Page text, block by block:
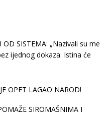
SISTEMA: „Nazivali su me
ijednog dokaza. Istina će
OPET LAGAO NAROD!
SIROMAŠNIMA I